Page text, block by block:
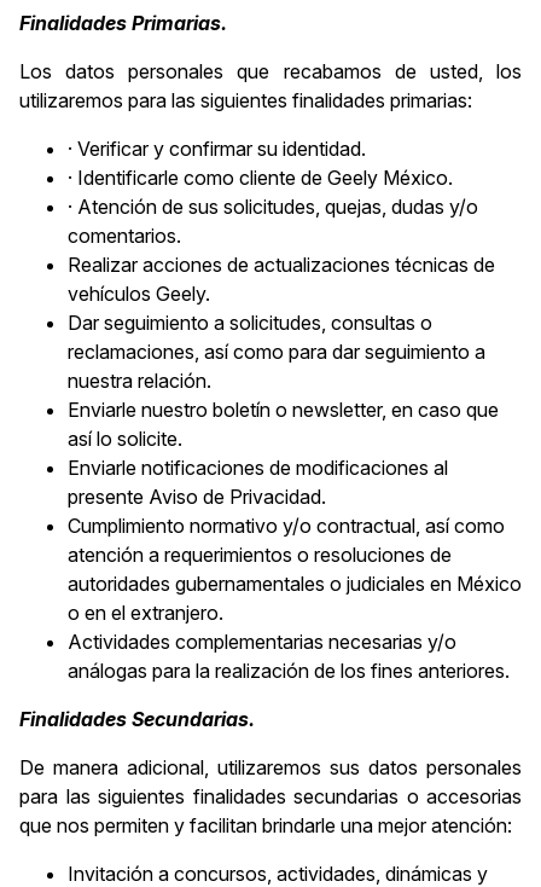
Finalidades Primarias.
Los datos personales que recabamos de usted, los
utilizaremos para las siguientes finalidades primarias:
· Verificar y confirmar su identidad.
· Identificarle como cliente de Geely México.
· Atención de sus solicitudes, quejas, dudas y/o
comentarios.
Realizar acciones de actualizaciones técnicas de
vehículos Geely.
Dar seguimiento a solicitudes, consultas o
reclamaciones, así como para dar seguimiento a
nuestra relación.
Enviarle nuestro boletín o newsletter, en caso que
así lo solicite.
Enviarle notificaciones de modificaciones al
presente Aviso de Privacidad.
Cumplimiento normativo y/o contractual, así como
atención a requerimientos o resoluciones de
autoridades gubernamentales o judiciales en México
o en el extranjero.
Actividades complementarias necesarias y/o
análogas para la realización de los fines anteriores.
Finalidades Secundarias.
De manera adicional, utilizaremos sus datos personales
para las siguientes finalidades secundarias o accesorias
que nos permiten y facilitan brindarle una mejor atención:
Invitación a concursos, actividades, dinámicas y